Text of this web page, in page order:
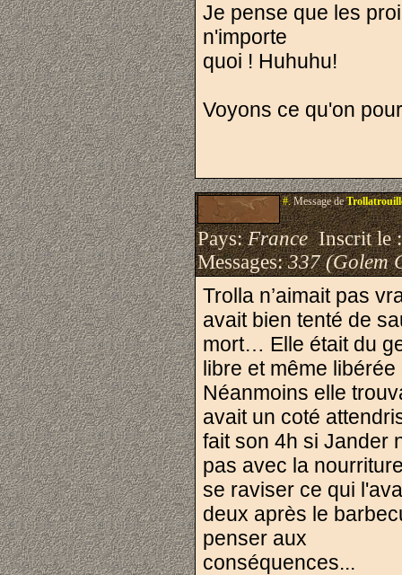
Je pense que les
n'importe
quoi ! Huhuhu!
Voyons ce qu'on
#.Message de
Pays:FranceInscrit le
Messages:337 (Golem
Trolla n’aimait pas
avait bien tenté de
mort… Elle était du
libre et même
Néanmoins elle
avait un coté
fait son 4h si Jander
pas avec la
se raviser ce qui
deux après le
penser aux
conséquences...